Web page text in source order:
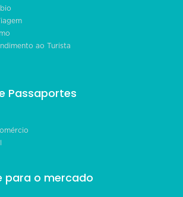
ao Turista
Passaportes
para o mercado